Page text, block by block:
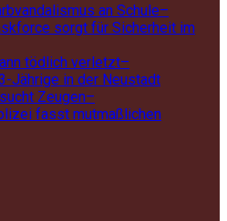
an Schule–
sorgt für Sicherheit im
tödlich verletzt–
Jährige in der Neustadt
Zeugen–
fasst mutmaßlichen